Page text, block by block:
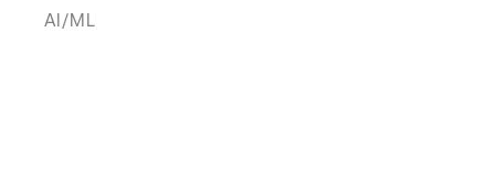
AI/ML